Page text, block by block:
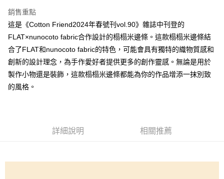
4.訂單成立30分鐘內，如未前往確認交易或遇審核未通過，訂單將自動取
法說明評估內容。
【繳款方式說明】
1.分期款項不併入電信帳單，「大哥付你分期」於每月結算日後寄送繳費提
醒簡訊。
2.透過簡訊連結打開帳單後，可選擇「超商條碼／台灣大直營門市／銀行轉
帳／街口支付／iPASS MONEY」等通路繳費。
【注意事項】
2.基於同意付款使用「大哥付你分期」之契約關係目的，商店將以您的個人
資料（包含姓名、電話或地址）提供予台灣大哥大進項蒐集、處理及利用，
１．簡單：不需註冊會員、不需綁卡、不需儲值。
２．便利：只要手機號碼，簡訊認證，即可結帳。
【「AFTEE先享後付」結帳流程】
１．於結帳方式選擇「AFTEE先享後付」後，將跳轉至「AFTEE先享後付」
結帳頁面，進行簡訊認證並確認金額後，即可完成結帳。
２．訂單成立數日內，您將收到繳費通知簡訊。
３．收到繳費通知簡訊後14天內，點擊此簡訊中的連結，可透過四大超商／
※ 交易是否成功請以「AFTEE先享後付 」之結帳頁面顯示為準，若有關於
全家取貨付款
每筆NT$65，滿NT$1,500(含以上)免運費
7-11取貨付款
每筆NT$65，滿NT$1,500(含以上)免運費
銷售重點
這是《Cotton Friend2024年春號刊vol.90》雜誌中刊登的
FLAT×nunocoto fabric合作設計的榻榻米邊條。這款榻榻米邊條結
合了FLAT和nunocoto fabric的特色，可能會具有獨特的織物質感和
創新的設計理念，為手作愛好者提供更多的創作靈感。無論是用於
製作小物還是裝飾，這款榻榻米邊條都能為你的作品增添一抹別致
的風格。
詳細說明 相關推薦